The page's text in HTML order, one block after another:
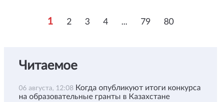
1 2 3 4 ... 79 80
Читаемое
06 августа, 12:08 Когда опубликуют итоги конкурса
на образовательные гранты в Казахстане